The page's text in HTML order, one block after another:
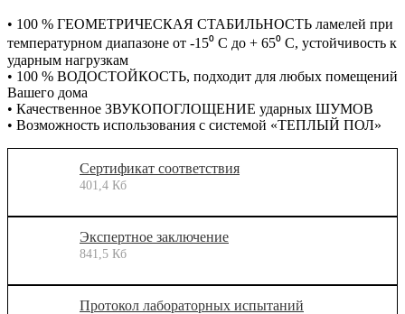
• 100 % ГЕОМЕТРИЧЕСКАЯ СТАБИЛЬНОСТЬ ламелей при
температурном диапазоне от -15⁰ С до + 65⁰ С, устойчивость к
ударным нагрузкам
• 100 % ВОДОСТОЙКОСТЬ, подходит для любых помещений
Вашего дома
• Качественное ЗВУКОПОГЛОЩЕНИЕ ударных ШУМОВ
• Возможность использования с системой «ТЕПЛЫЙ ПОЛ»
Сертификат соответствия
401,4 Кб
Экспертное заключение
841,5 Кб
Протокол лабораторных испытаний